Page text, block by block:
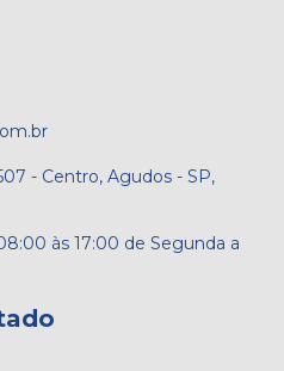
- Centro, Agudos - SP,